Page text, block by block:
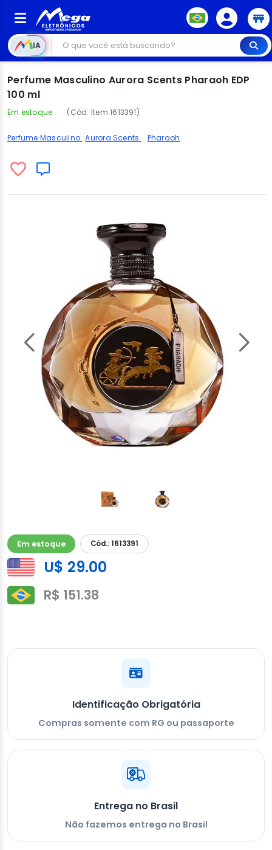
IA
Perfume Masculino Aurora Scents Pharaoh EDP
100 ml
Em estoque (Cód. Item 1613391)
Perfume Masculino Aurora Scents Pharaoh
Em estoque Cód.: 1613391
U$ 29.00
R$ 151.38
Identificação Obrigatória
Compras somente com RG ou passaporte
Entrega no Brasil
Não fazemos entrega no Brasil